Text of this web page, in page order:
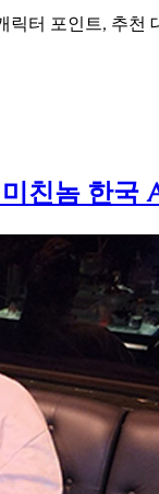
터 포인트, 추
친놈 한